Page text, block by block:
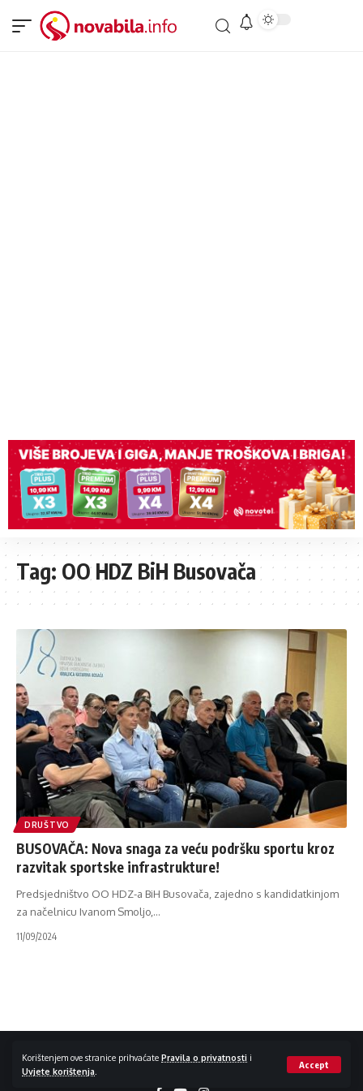
Korištenjem ove stranice prihvaćate Pravila o privatnosti i
Uvjete korištenja
Accept
Tag: OO HDZ BiH Busovača
DRUŠTVO
BUSOVAČA: Nova snaga za veću podršku sportu kroz
razvitak sportske infrastrukture!
Predsjedništvo OO HDZ-a BiH Busovača, zajedno s kandidatkinjom
za načelnicu Ivanom Smoljo, …
11/09/2024